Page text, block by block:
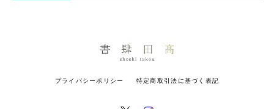
プライバシーポリシー 特定商取引法に基づく表記